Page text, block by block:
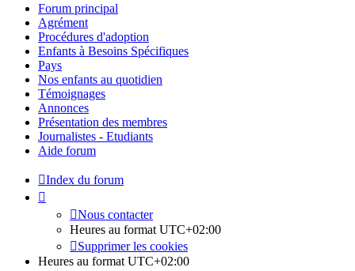
Forum principal
Agrément
Procédures d'adoption
Enfants à Besoins Spécifiques
Pays
Nos enfants au quotidien
Témoignages
Annonces
Présentation des membres
Journalistes - Etudiants
Aide forum
Index du forum
Nous contacter
Heures au format UTC+02:00
Supprimer les cookies
Heures au format UTC+02:00